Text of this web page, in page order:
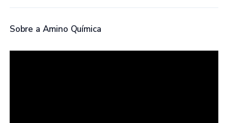
Sobre a Amino Química